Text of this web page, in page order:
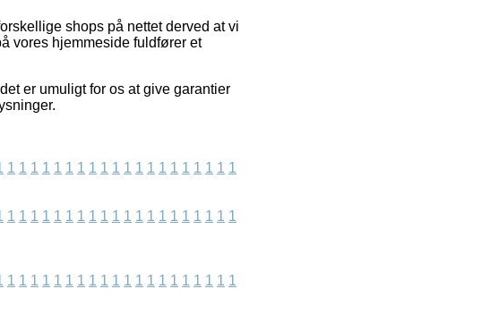
shops på nettet derved at vi
vores hjemmeside fuldfører et
er umuligt for os at give garantier
1 1 1 1 1 1 1 1 1 1 1 1 1 1 1 1 1 1 1 1
1 1 1 1 1 1 1 1 1 1 1 1 1 1 1 1 1 1 1 1
1 1 1 1 1 1 1 1 1 1 1 1 1 1 1 1 1 1 1 1